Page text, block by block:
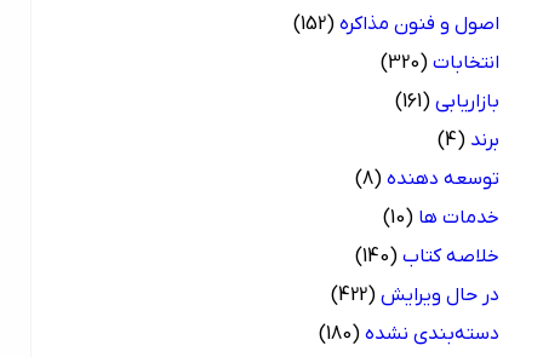
اصول و فنون مذاکره (152)
انتخابات (320)
بازاریابی (161)
(4)
توسعه دهنده (8)
خدمات ها (10)
خلاصه کتاب (140)
در حال ویرایش (422)
دسته‌بندی نشده (180)